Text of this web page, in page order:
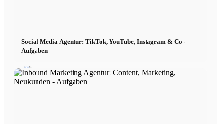
Social Media Agentur: TikTok, YouTube, Instagram & Co -
Aufgaben